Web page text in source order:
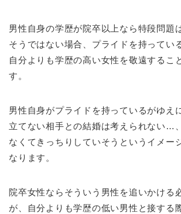
男性自身の学歴が院卒以上なら特段問題
そうではない場合、プライドを持ってい
自分よりも学歴の高い女性を敬遠するこ
す。
男性自身がプライドを持っているがゆえ
立てない相手との結婚は考えられない…
なくてきっちりしていそうというイメー
なります。
院卒女性ならそういう男性を追いかける
が、自分よりも学歴の低い男性と接する